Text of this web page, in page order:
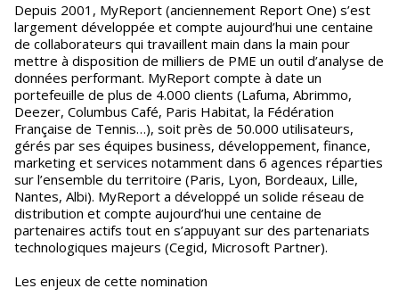
Depuis 2001, MyReport (anciennement Report One) s’est
largement développée et compte aujourd’hui une centaine
de collaborateurs qui travaillent main dans la main pour
mettre à disposition de milliers de PME un outil d’analyse de
données performant. MyReport compte à date un
portefeuille de plus de 4.000 clients (Lafuma, Abrimmo,
Deezer, Columbus Café, Paris Habitat, la Fédération
Française de Tennis…), soit près de 50.000 utilisateurs,
gérés par ses équipes business, développement, finance,
marketing et services notamment dans 6 agences réparties
sur l’ensemble du territoire (Paris, Lyon, Bordeaux, Lille,
Nantes, Albi). MyReport a développé un solide réseau de
distribution et compte aujourd’hui une centaine de
partenaires actifs tout en s’appuyant sur des partenariats
technologiques majeurs (Cegid, Microsoft Partner).
Les enjeux de cette nomination